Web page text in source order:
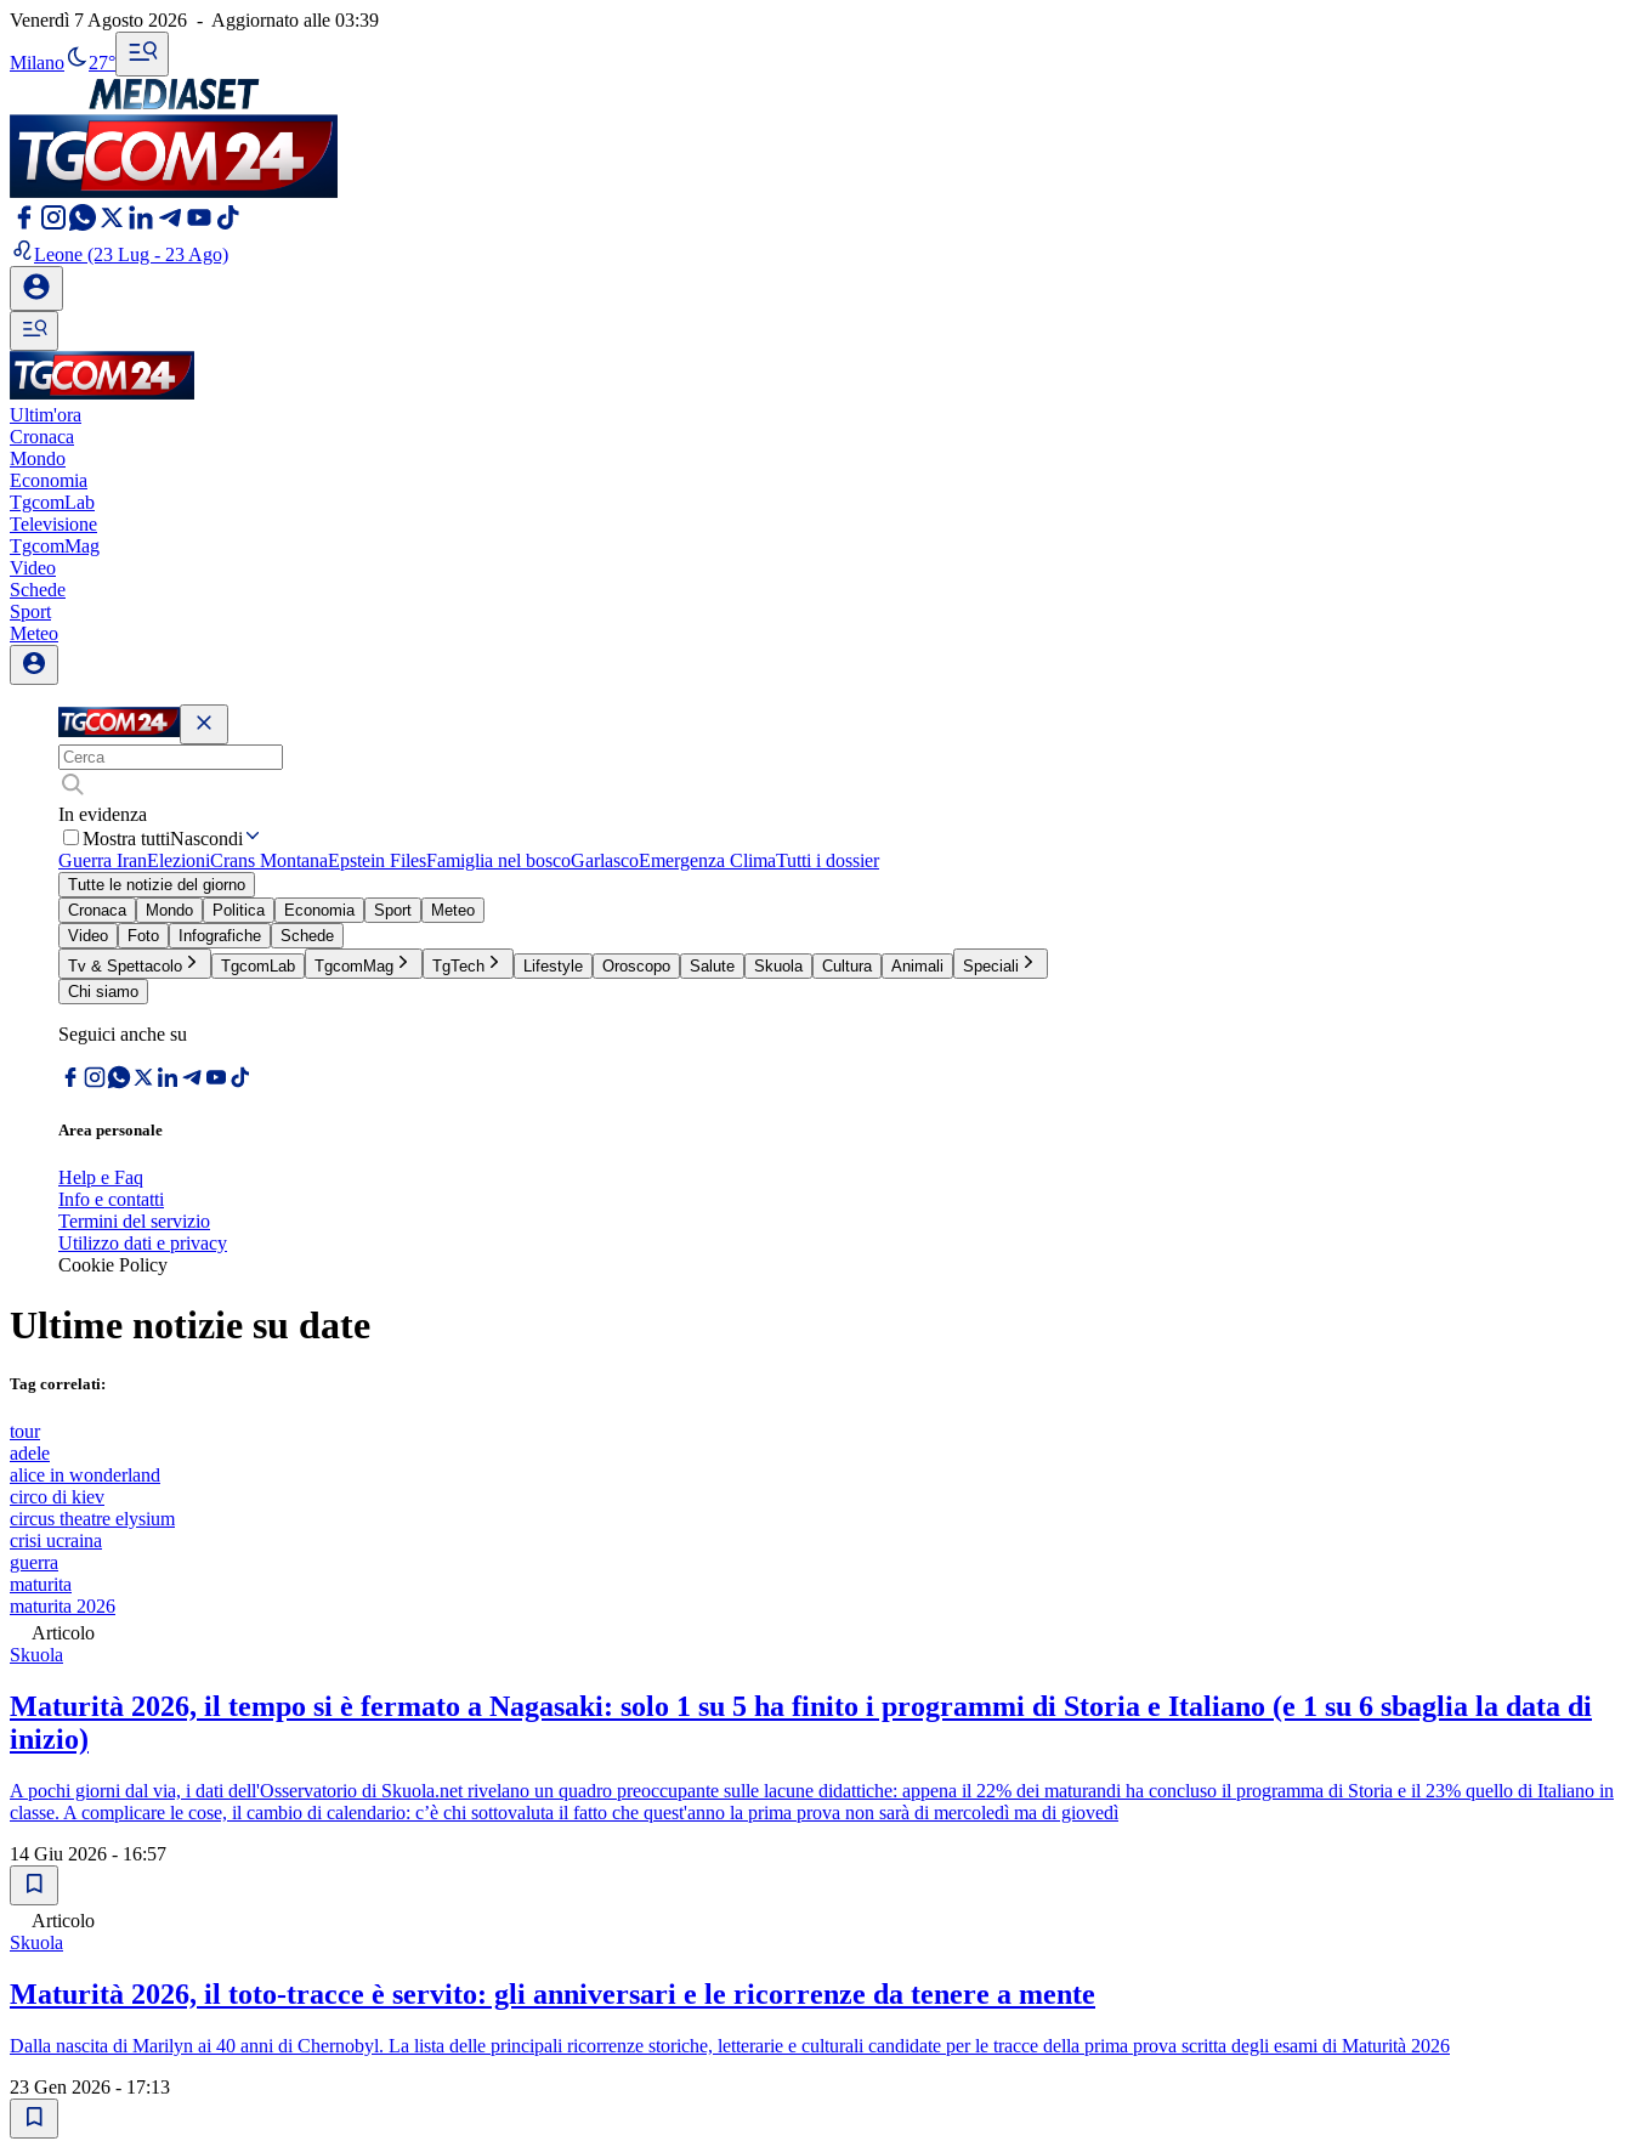
Venerdì 7 Agosto 2026 - Aggiornato alle 03:39
Milano 27°
Leone (23 Lug - 23 Ago)
Ultim'ora
Cronaca
Mondo
Economia
TgcomLab
Televisione
TgcomMag
Video
Schede
Sport
Meteo
In evidenza
Mostra tuttiNascondi
Guerra IranElezioniCrans MontanaEpstein FilesFamiglia nel boscoGarlascoEmergenza ClimaTutti i dossier
Tutte le notizie del giorno
Cronaca
Mondo Politica Economia Sport
Meteo
Video
Foto Infografiche
Schede
Tv & Spettacolo
TgcomLab TgcomMag TgTech Lifestyle Oroscopo Salute Skuola Cultura Animali
Speciali
Chi siamo
Seguici anche su
Area personale
Help e Faq
Info e contatti
Termini del servizio
Utilizzo dati e privacy
Cookie Policy
Ultime notizie su date
Tag correlati:
tour
adele
alice in wonderland
circo di kiev
circus theatre elysium
crisi ucraina
guerra
maturita
maturita 2026
Articolo
Skuola
Maturità 2026, il tempo si è fermato a Nagasaki: solo 1 su 5 ha finito i programmi di Storia e Italiano (e 1 su 6 sbaglia la data di
inizio)
A pochi giorni dal via, i dati dell'Osservatorio di Skuola.net rivelano un quadro preoccupante sulle lacune didattiche: appena il 22% dei maturandi ha concluso il programma di Storia e il 23% quello di Italiano in
classe. A complicare le cose, il cambio di calendario: c’è chi sottovaluta il fatto che quest'anno la prima prova non sarà di mercoledì ma di giovedì
14 Giu 2026 - 16:57
Articolo
Skuola
Maturità 2026, il toto-tracce è servito: gli anniversari e le ricorrenze da tenere a mente
Dalla nascita di Marilyn ai 40 anni di Chernobyl. La lista delle principali ricorrenze storiche, letterarie e culturali candidate per le tracce della prima prova scritta degli esami di Maturità 2026
23 Gen 2026 - 17:13